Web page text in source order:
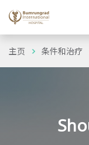
主页 条件和治疗